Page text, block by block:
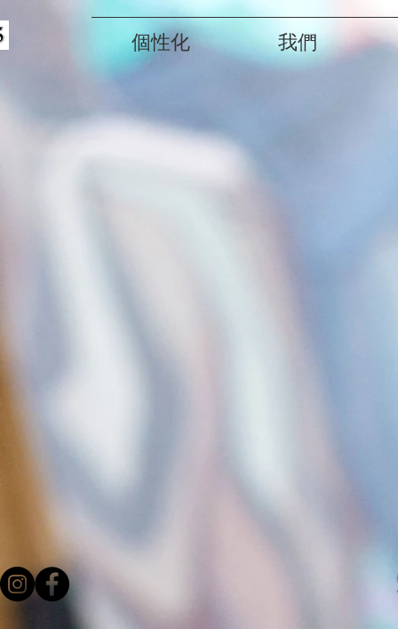
個性化 我們